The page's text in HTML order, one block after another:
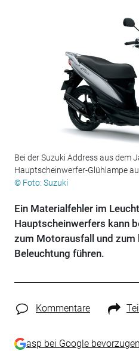
Bei der Suzuki Address aus dem
Hauptscheinwerfer-Glühlampe
© Foto: Suzuki
Ein Materialfehler im
Hauptscheinwerfers kann
zum Motorausfall und
Beleuchtung führen.
Kommentare
asp bei Google bevorzugen